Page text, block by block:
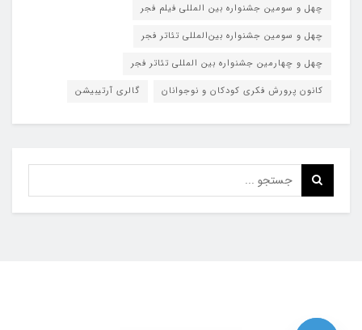
چهل و سومین جشنواره بین المللی فیلم فجر
چهل و سومین جشنواره بین‌المللی تئاتر فجر
چهل و چهارمین جشنواره بین المللی تئاتر فجر
کانون پرورش فکری کودکان و نوجوانان
گالری آرتیبیشن